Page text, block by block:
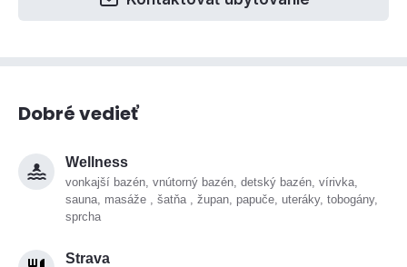
Dobré vedieť
Wellness
vonkajší bazén, vnútorný bazén, detský bazén, vírivka,
sauna, masáže , šatňa , župan, papuče, uteráky, tobogány,
sprcha
Strava